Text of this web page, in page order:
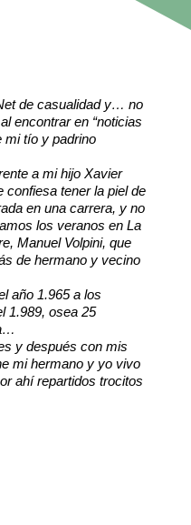
de casualidad y… no
encontrar en “noticias
mi tío y padrino
a mi hijo Xavier
confiesa tener la piel de
en una carrera, y no
los veranos en La
Manuel Volpini, que
de hermano y vecino
año 1.965 a los
1.989, osea 25
y después con mis
mi hermano y yo vivo
ahí repartidos trocitos